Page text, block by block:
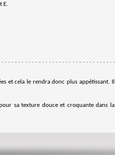
E.
et cela le rendra donc plus appétissant. Il
sa texture douce et croquante dans la